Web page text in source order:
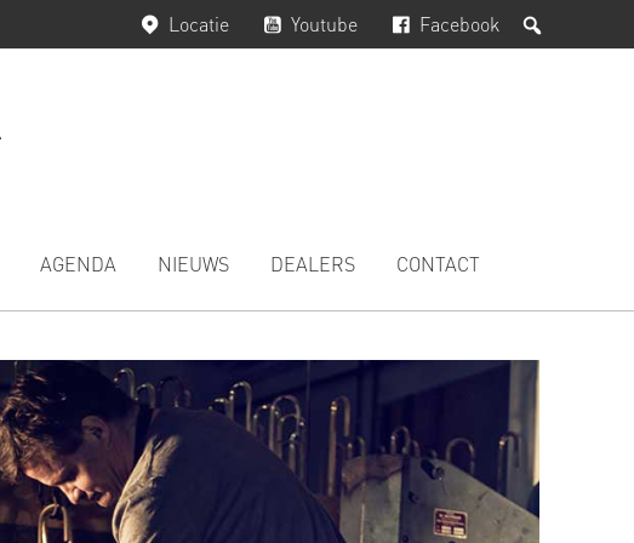
Facebook
Youtube
Locatie
AGENDA NIEUWS DEALERS CONTACT